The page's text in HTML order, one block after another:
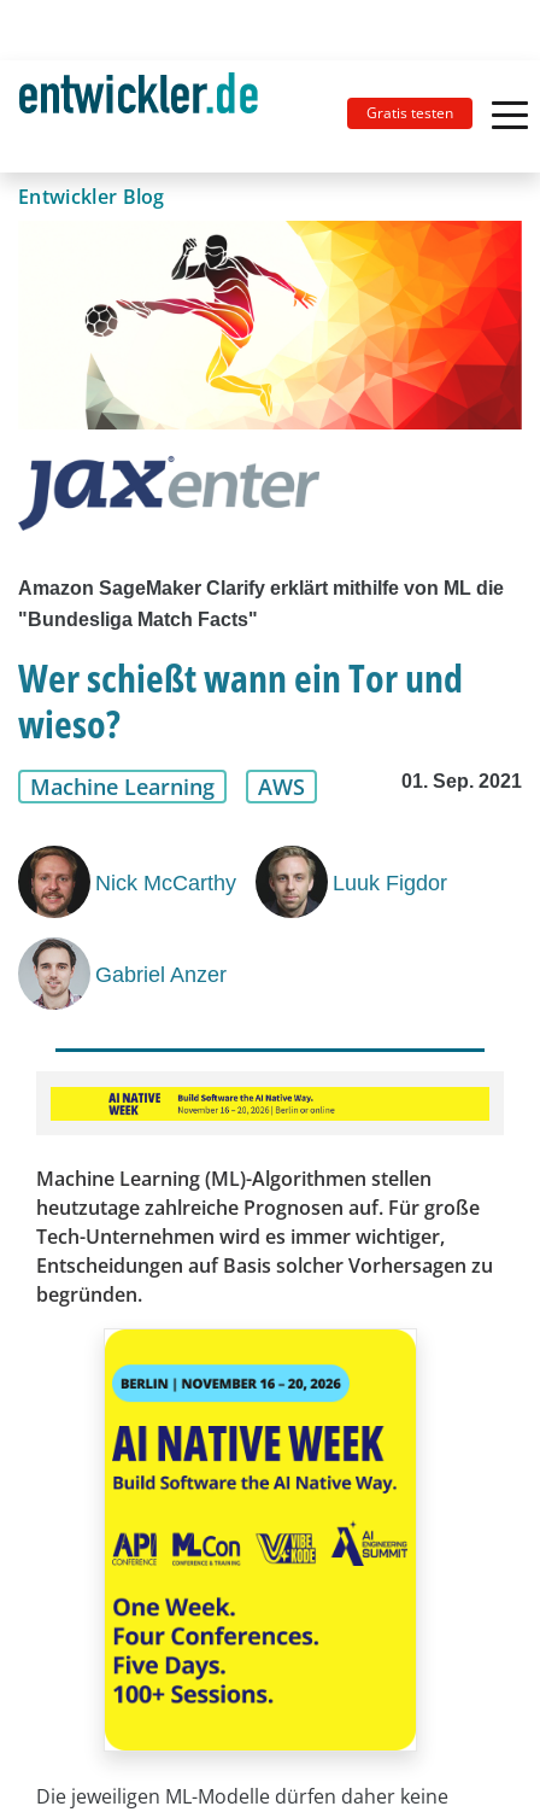
Gratis testen
Entwickler Blog
Amazon SageMaker Clarify erklärt mithilfe von ML die
"Bundesliga Match Facts"
Wer schießt wann ein Tor und
wieso?
Machine Learning AWS 01. Sep. 2021
Nick McCarthy Luuk Figdor
Gabriel Anzer
Machine Learning (ML)-Algorithmen stellen
heutzutage zahlreiche Prognosen auf. Für große
Tech-Unternehmen wird es immer wichtiger,
Entscheidungen auf Basis solcher Vorhersagen zu
begründen.
Die jeweiligen ML-Modelle dürfen daher keine